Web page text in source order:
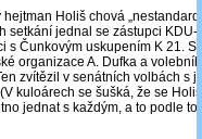
Holiš chová
setkání jednal se zástupci KDU-
s Čunkovým uskupením K 21.
organizace A. Dufka a
zvítězil v senátních volbách s
kuloárech se šušká, že se
jednat s každým, a to podle